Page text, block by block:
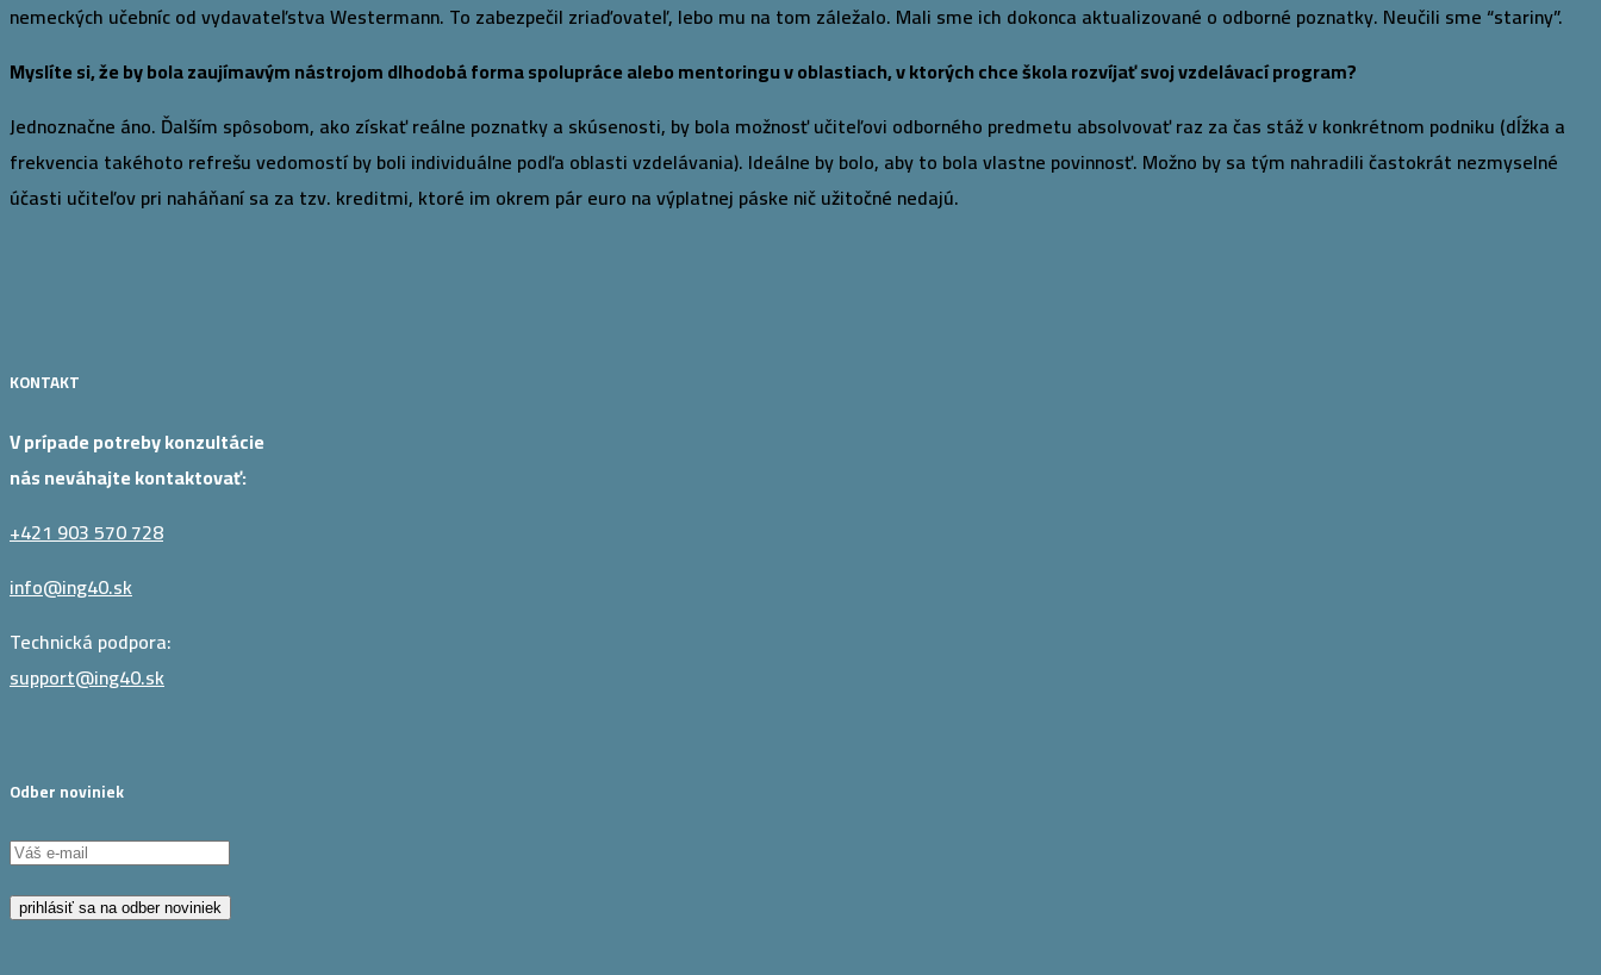
nemeckých učebníc od vydavateľstva Westermann. To zabezpečil zriaďovateľ, lebo mu na tom záležalo. Mali sme ich dokonca aktualizované o odborné poznatky. Neučili sme “stariny”.
Myslíte si, že by bola zaujímavým nástrojom dlhodobá forma spolupráce alebo mentoringu v oblastiach, v ktorých chce škola rozvíjať svoj vzdelávací program?
Jednoznačne áno. Ďalším spôsobom, ako získať reálne poznatky a skúsenosti, by bola možnosť učiteľovi odborného predmetu absolvovať raz za čas stáž v konkrétnom podniku (dĺžka a
frekvencia takéhoto refrešu vedomostí by boli individuálne podľa oblasti vzdelávania). Ideálne by bolo, aby to bola vlastne povinnosť. Možno by sa tým nahradili častokrát nezmyselné
účasti učiteľov pri naháňaní sa za tzv. kreditmi, ktoré im okrem pár euro na výplatnej páske nič užitočné nedajú.
KONTAKT
V prípade potreby konzultácie
nás neváhajte kontaktovať:
+421 903 570 728
info@ing40.sk
Technická podpora:
support@ing40.sk
Odber noviniek